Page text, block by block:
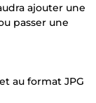
ajouter une
passer une
au format JPG